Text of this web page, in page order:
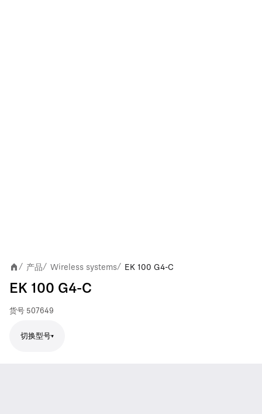
/ 产品/ Wireless systems/ EK 100 G4-C
EK 100 G4-C
货号 507649
切换型号